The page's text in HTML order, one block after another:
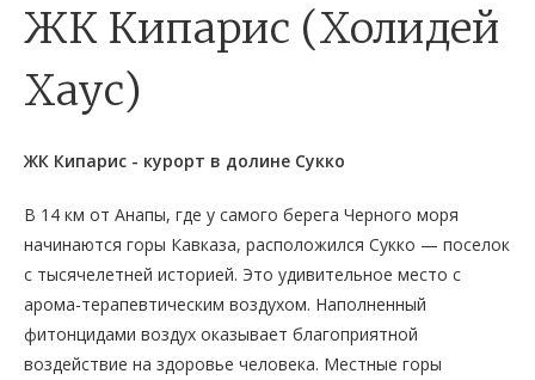
ЖК Кипарис (Холидей
Хаус)
ЖК Кипарис - курорт в долине Сукко
В 14 км от Анапы, где у самого берега Черного моря
начинаются горы Кавказа, расположился Сукко — поселок
с тысячелетней историей. Это удивительное место с
арома-терапевтическим воздухом. Наполненный
фитонцидами воздух оказывает благоприятной
воздействие на здоровье человека. Местные горы